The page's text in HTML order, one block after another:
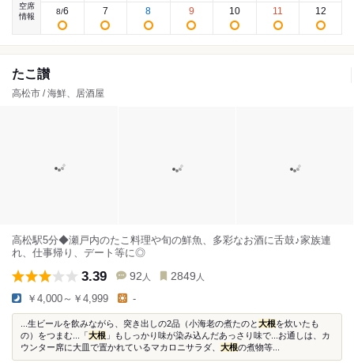
空席
情報
8/6 7 8 9 10 11 12
たこ讃
高松市 / 海鮮、居酒屋
高松駅5分◆瀬戸内のたこ料理や旬の鮮魚、多彩なお酒に舌鼓♪家族連
れ、仕事帰り、デート等に◎
3.39 92 人 2849 人
￥4,000～￥4,999 -
...生ビールを飲みながら、突き出しの2品（小海老の煮たのと大根を炊いたも
の）をつまむ...「 大根 」もしっかり味が染み込んだあっさり味で...お通しは、カ
ウンター席に大皿で置かれているマカロニサラダ、 大根の煮物等...